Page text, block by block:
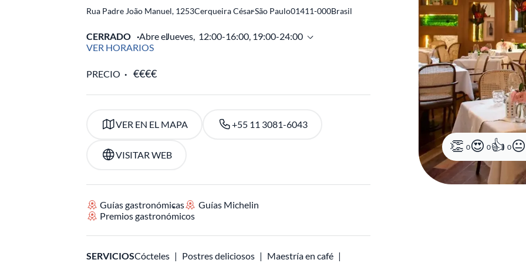
0 0
Rua Padre João Manuel, 1253Cerqueira César-São Paulo01411-000Brasil
CERRADO Abre elJueves, 12:00-16:00, 19:00-24:00
VER HORARIOS
PRECIO
VER EN EL MAPA +55 11 3081-6043
VISITAR WEB
Guías gastronómicas
Guías Michelin
Premios gastronómicos
SERVICIOSCócteles Postres deliciosos
Maestría en café